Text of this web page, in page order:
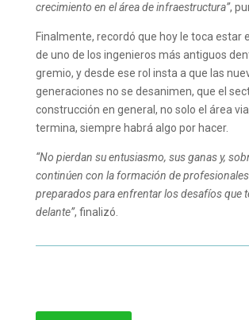
crecimiento en el área de infraestructura”,
Finalmente, recordó que hoy le toca estar
de uno de los ingenieros más antiguos
gremio, y desde ese rol insta a que las
generaciones no se desanimen, que el
construcción en general, no solo el área
termina, siempre habrá algo por hacer.
“No pierdan su entusiasmo, sus ganas y,
continúen con la formación de
preparados para enfrentar los desafíos que
delante”, finalizó.